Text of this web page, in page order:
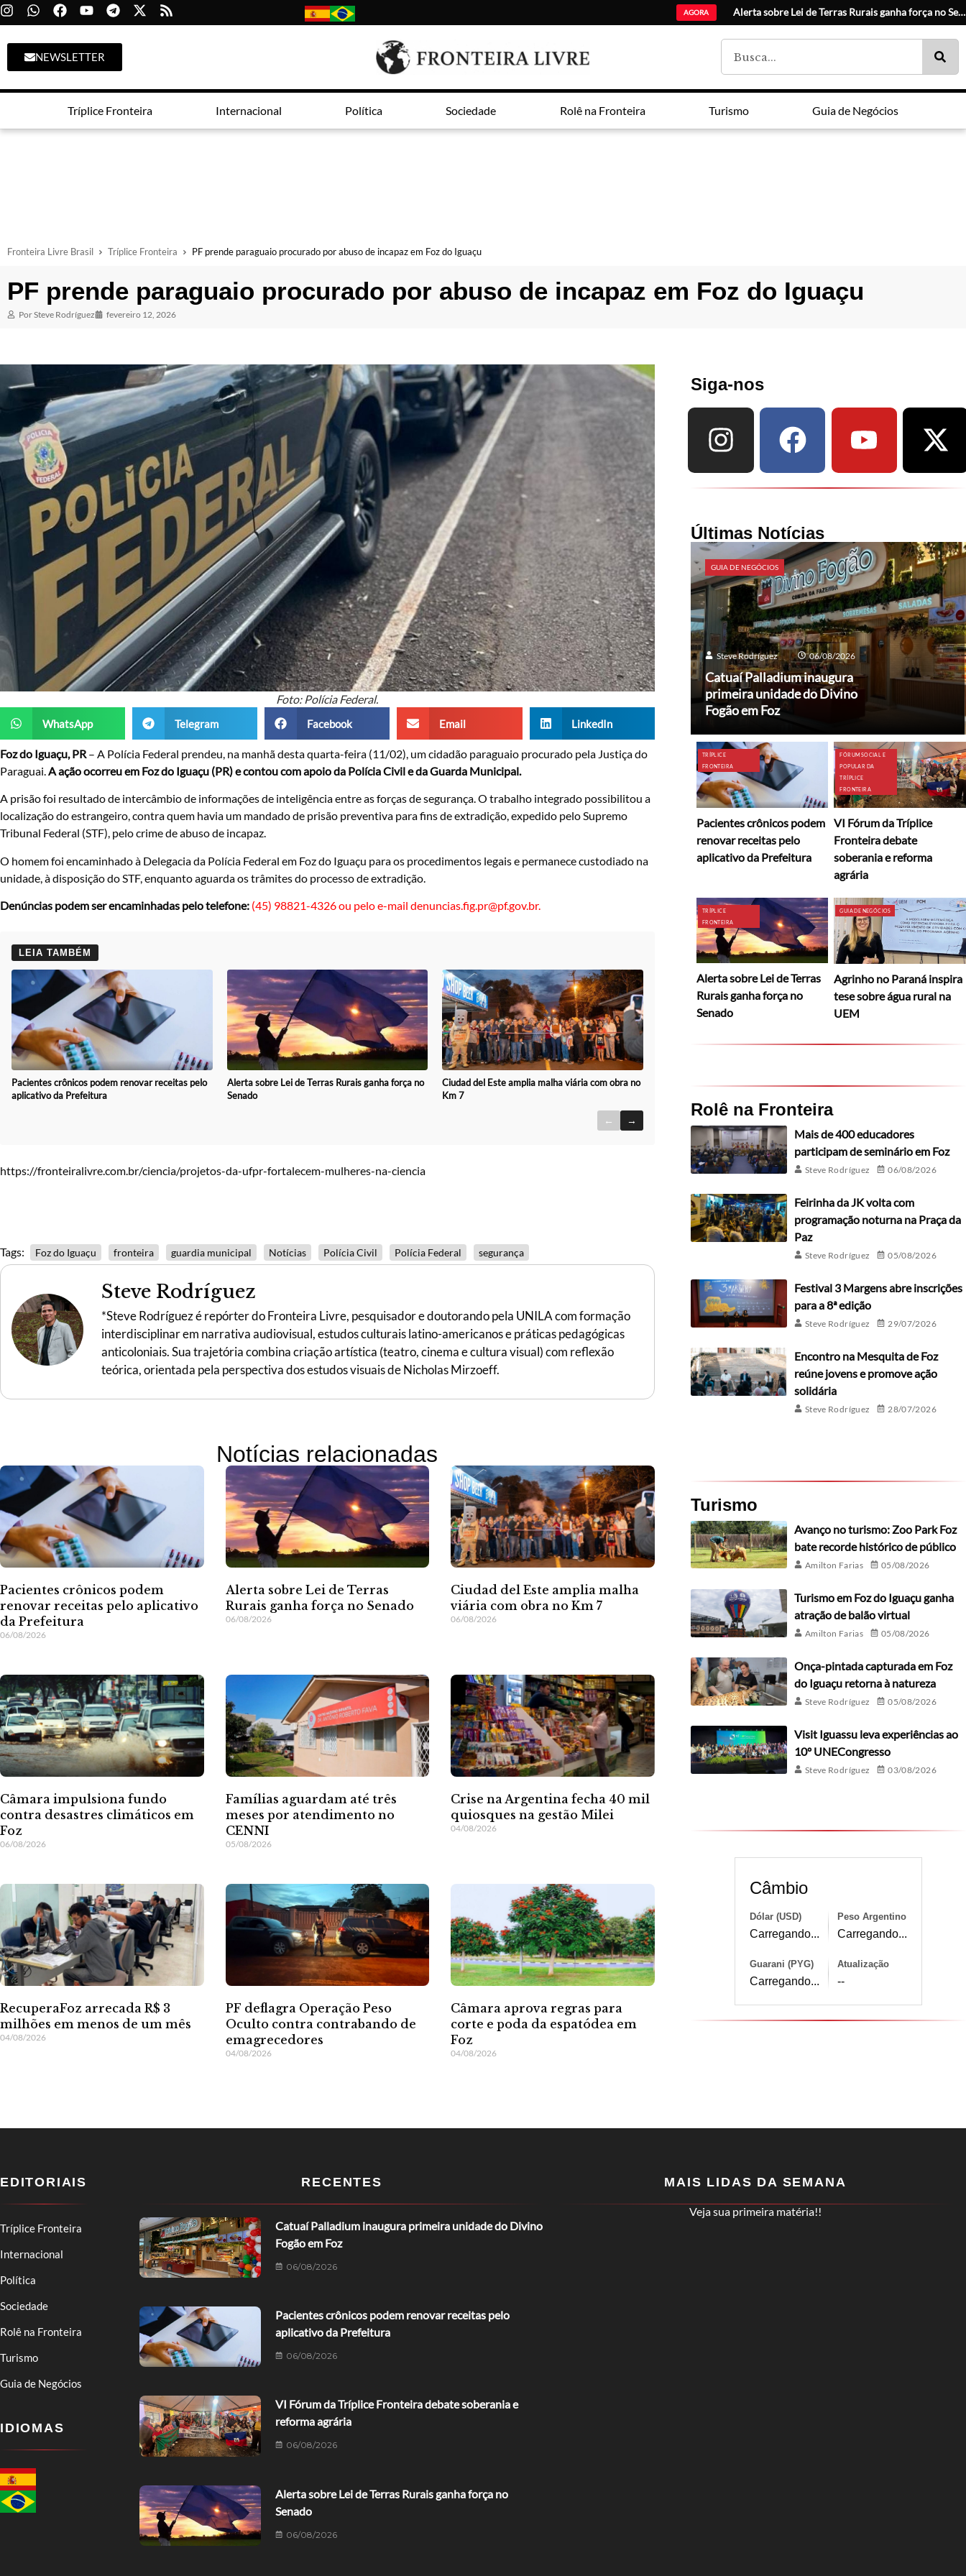
AGORA Catuaí
NEWSLETTER
Tríplice Fronteira Internacional Política Sociedade Rolê na Fronteira Turismo Guia de Negócios
Fronteira Livre Brasil Tríplice Fronteira PF prende paraguaio procurado por abuso de incapaz em Foz do Iguaçu
PF prende paraguaio procurado por abuso de incapaz em Foz do Iguaçu
PorSteve Rodríguez fevereiro 12, 2026
Foto: Polícia Federal.
WhatsApp Telegram Facebook Email LinkedIn
Foz do Iguaçu, PR – A Polícia Federal prendeu, na manhã desta quarta-feira (11/02), um cidadão paraguaio procurado pela Justiça do
Paraguai.A ação ocorreu em Foz do Iguaçu (PR) e contou com apoio da Polícia Civil e da Guarda Municipal.
A prisão foi resultado de intercâmbio de informações de inteligência entre as forças de segurança. O trabalho integrado possibilitou a
localização do estrangeiro, contra quem havia um mandado de prisão preventiva para fins de extradição, expedido pelo Supremo
Tribunal Federal (STF), pelo crime de abuso de incapaz.
O homem foi encaminhado à Delegacia da Polícia Federal em Foz do Iguaçu para os procedimentos legais e permanece custodiado na
unidade, à disposição do STF, enquanto aguarda os trâmites do processo de extradição.
Denúncias podem ser encaminhadas pelo telefone: (45) 98821-4326 ou pelo e-mail denuncias.fig.pr@pf.gov.br.
LEIA TAMBÉM
Pacientes crônicos podem renovar receitas pelo
aplicativo da Prefeitura
Alerta sobre Lei de Terras Rurais ganha força no
Senado
Ciudad del Este amplia malha viária com obra no
Km 7
← →
https://fronteiralivre.com.br/ciencia/projetos-da-ufpr-fortalecem-mulheres-na-ciencia
Tags: Foz do Iguaçu fronteira guardia municipal Notícias Polícia Civil Polícia Federal segurança
Steve Rodríguez
*Steve Rodríguez é repórter do Fronteira Livre, pesquisador e doutorando pela UNILA com formação
interdisciplinar em narrativa audiovisual, estudos culturais latino-americanos e práticas pedagógicas
anticoloniais. Sua trajetória combina criação artística (teatro, cinema e cultura visual) com reflexão
teórica, orientada pela perspectiva dos estudos visuais de Nicholas Mirzoeff.
Notícias relacionadas
Pacientes crônicos podem
renovar receitas pelo aplicativo
da Prefeitura
06/08/2026
Alerta sobre Lei de Terras
Rurais ganha força no Senado
06/08/2026
Ciudad del Este amplia malha
viária com obra no Km 7
06/08/2026
Câmara impulsiona fundo
contra desastres climáticos em
Foz
06/08/2026
Famílias aguardam até três
meses por atendimento no
CENNI
05/08/2026
Crise na Argentina fecha 40 mil
quiosques na gestão Milei
04/08/2026
RecuperaFoz arrecada R$ 3
milhões em menos de um mês
04/08/2026
PF deflagra Operação Peso
Oculto contra contrabando de
emagrecedores
04/08/2026
Câmara aprova regras para
corte e poda da espatódea em
Foz
04/08/2026
Siga-nos
Últimas Notícias
GUIA DE NEGÓCIOS
Steve Rodríguez 06/08/2026
Catuaí Palladium inaugura
primeira unidade do Divino
Fogão em Foz
TRÍPLICE
FRONTEIRA
Pacientes crônicos podem
renovar receitas pelo
aplicativo da Prefeitura
FÓRUM SOCIAL E
POPULAR DA
TRÍPLICE
FRONTEIRA
VI Fórum da Tríplice
Fronteira debate
soberania e reforma
agrária
TRÍPLICE
FRONTEIRA
Alerta sobre Lei de Terras
Rurais ganha força no
Senado
GUIA DE NEGÓCIOS
Agrinho no Paraná inspira
tese sobre água rural na
UEM
Rolê na Fronteira
Mais de 400 educadores
participam de seminário em Foz
Steve Rodríguez 06/08/2026
Feirinha da JK volta com
programação noturna na Praça da
Paz
Steve Rodríguez 05/08/2026
Festival 3 Margens abre inscrições
para a 8ª edição
Steve Rodríguez 29/07/2026
Encontro na Mesquita de Foz
reúne jovens e promove ação
solidária
Steve Rodríguez 28/07/2026
Turismo
Avanço no turismo: Zoo Park Foz
bate recorde histórico de público
Amilton Farias 05/08/2026
Turismo em Foz do Iguaçu ganha
atração de balão virtual
Amilton Farias 05/08/2026
Onça-pintada capturada em Foz
do Iguaçu retorna à natureza
Steve Rodríguez 05/08/2026
Visit Iguassu leva experiências ao
10º UNECongresso
Steve Rodríguez 03/08/2026
Câmbio
Dólar (USD)
Carregando...
Peso Argentino
Carregando...
Guarani (PYG)
Carregando...
Atualização
--
EDITORIAIS
Tríplice Fronteira
Internacional
Política
Sociedade
Rolê na Fronteira
Turismo
Guia de Negócios
IDIOMAS
RECENTES
Catuaí Palladium inaugura primeira unidade do Divino
Fogão em Foz
06/08/2026
Pacientes crônicos podem renovar receitas pelo
aplicativo da Prefeitura
06/08/2026
VI Fórum da Tríplice Fronteira debate soberania e
reforma agrária
06/08/2026
Alerta sobre Lei de Terras Rurais ganha força no
Senado
06/08/2026
MAIS LIDAS DA SEMANA
Veja sua primeira matéria!!